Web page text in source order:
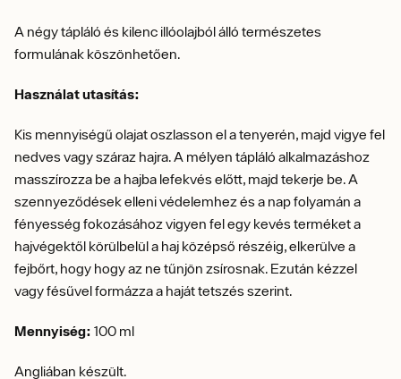
A négy tápláló és kilenc illóolajból álló természetes
formulának köszönhetően.
Használat utasítás:
Kis mennyiségű olajat oszlasson el a tenyerén, majd vigye fel
nedves vagy száraz hajra. A mélyen tápláló alkalmazáshoz
masszírozza be a hajba lefekvés előtt, majd tekerje be. A
szennyeződések elleni védelemhez és a nap folyamán a
fényesség fokozásához vigyen fel egy kevés terméket a
hajvégektől körülbelül a haj középső részéig, elkerülve a
fejbőrt, hogy hogy az ne tűnjön zsírosnak. Ezután kézzel
vagy fésűvel formázza a haját tetszés szerint.
Mennyiség: 100 ml
Angliában készült.